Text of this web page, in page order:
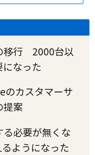
移行 2000台以
なった
のカスタマーサ
提案
必要が無くな
ようになった